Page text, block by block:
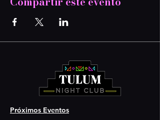
Próximos Eventos